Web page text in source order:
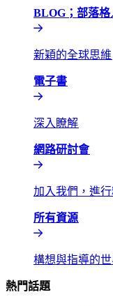
BLOG；部落格
新穎的全球思維​​
電子書​​
深入瞭解​​
網路研討會​​
加入我們，進
所有資源​​
構想與指導的世
熱門話題​​